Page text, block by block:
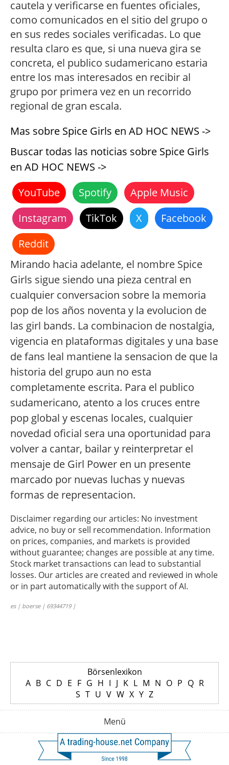
cautela y verificarse en fuentes oficiales,
como comunicados en el sitio del grupo o
en sus redes sociales verificadas. Lo que
resulta claro es que, si una nueva gira se
concreta, el publico sudamericano estaria
entre los mas interesados en recibir al
grupo por primera vez en un recorrido
regional de gran escala.
Mas sobre Spice Girls en AD HOC NEWS ->
Buscar todas las noticias sobre Spice Girls
en AD HOC NEWS ->
YouTube
Spotify
Apple Music
Instagram
TikTok X
Facebook
Reddit
Mirando hacia adelante, el nombre Spice
Girls sigue siendo una pieza central en
cualquier conversacion sobre la memoria
pop de los años noventa y la evolucion de
las girl bands. La combinacion de nostalgia,
vigencia en plataformas digitales y una base
de fans leal mantiene la sensacion de que la
historia del grupo aun no esta
completamente escrita. Para el publico
sudamericano, atento a los cruces entre
pop global y escenas locales, cualquier
novedad oficial sera una oportunidad para
volver a cantar, bailar y reinterpretar el
mensaje de Girl Power en un presente
marcado por nuevas luchas y nuevas
formas de representacion.
Disclaimer regarding our articles: No investment
advice, no buy or sell recommendation. Information
on prices, companies, and markets is provided
without guarantee; changes are possible at any time.
Stock market transactions can lead to substantial
losses. Our articles are created and reviewed in whole
or in part automatically with the support of AI.
es | boerse | 69344719 |
Börsenlexikon
A B C D E F G H I J K L M N O P Q R
S T U V W X Y Z
Menü